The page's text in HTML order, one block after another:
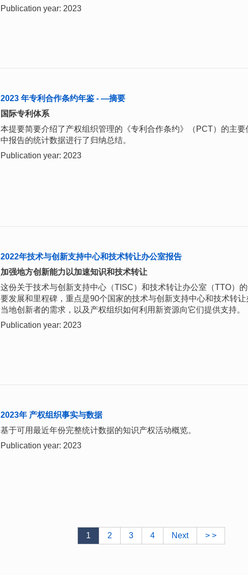
Publication year: 2023
2023 年专利合作条约年鉴 - —摘要
国际专利体系
本提要简要介绍了产权组织管理的《专利合作条约》（PCT）的主
中报告的统计数据进行了归纳总结。
Publication year: 2023
2022年技术与创新支持中心和技术转让办公室报告
加强地方创新能力以加速知识和技术转让
这份关于技术与创新支持中心（TISC）和技术转让办公室（TTO）
要发展和里程碑，重点是90个国家的技术与创新支持中心和技术转
当地创新者的需求，以及产权组织如何利用新资源向它们提供支持。
Publication year: 2023
2023年 产权组织事实与数据
基于可用最近年份完整统计数据的知识产权活动概览。
Publication year: 2023
1 2 3 4 Next > >